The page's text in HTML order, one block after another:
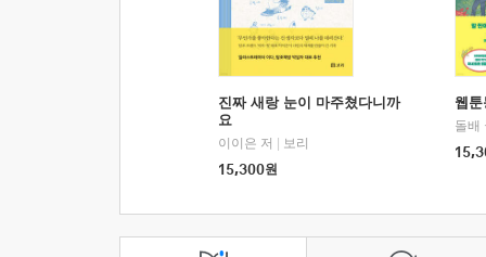
진짜 새랑 눈이 마주쳤다니까
요
이이은 저
보리
15,300원
웹
돌배